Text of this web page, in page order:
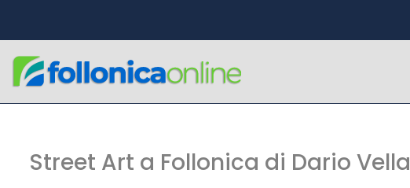
Street Art a Follonica di Dario Vella